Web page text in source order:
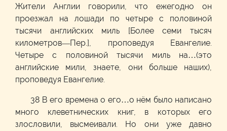
Жители Англии говорили, что ежегодно он
проезжал на лошади по четыре с половиной
тысячи английских миль [Более семи тысяч
километров—Пер.], проповедуя Евангелие.
Четыре с половиной тысячи миль на…(это
английские мили, знаете, они больше наших),
проповедуя Евангелие.
38 В его времена о его…о нём было написано
много клеветнических книг, в которых его
злословили, высмеивали. Но они уже давно